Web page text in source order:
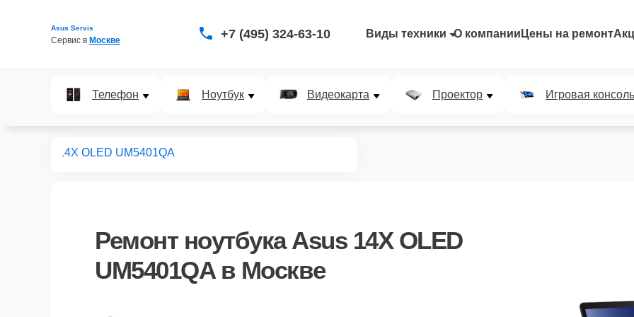
Asus Servis
Сервис в Москве +7 (495) 324-63-10 Виды техники О компании Цены на ремонт
Телефон Ноутбук Видеокарта Проектор Игровая консоль
14X OLED UM5401QA
Ремонт ноутбука Asus 14X OLED
UM5401QAв Москве